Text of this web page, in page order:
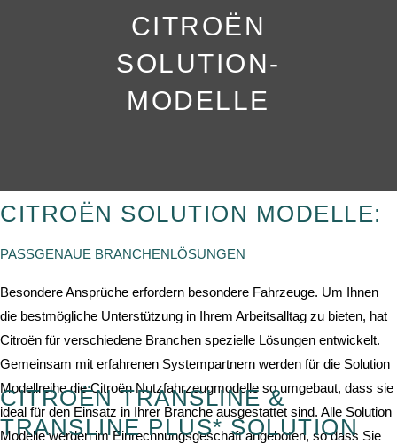
CITROËN
SOLUTION-
MODELLE
CITROËN SOLUTION MODELLE:
PASSGENAUE BRANCHENLÖSUNGEN
Besondere Ansprüche erfordern besondere Fahrzeuge. Um Ihnen
die bestmögliche Unterstützung in Ihrem Arbeitsalltag zu bieten, hat
Citroën für verschiedene Branchen spezielle Lösungen entwickelt.
Gemeinsam mit erfahrenen Systempartnern werden für die Solution
Modellreihe die Citroën Nutzfahrzeugmodelle so umgebaut, dass sie
ideal für den Einsatz in Ihrer Branche ausgestattet sind. Alle Solution
Modelle werden im Einrechnungsgeschäft angeboten, so dass Sie
CITROËN TRANSLINE &
TRANSLINE PLUS* SOLUTION